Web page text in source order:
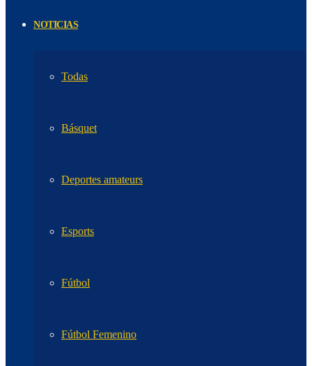
NOTICIAS
Todas
Básquet
Deportes amateurs
Esports
Fútbol
Fútbol Femenino